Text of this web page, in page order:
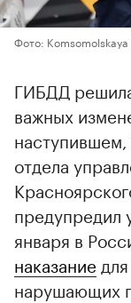
Фото:
ГИБДД
важных
наступившем,
отдела
предупредил
января в
наказание
нарушающих